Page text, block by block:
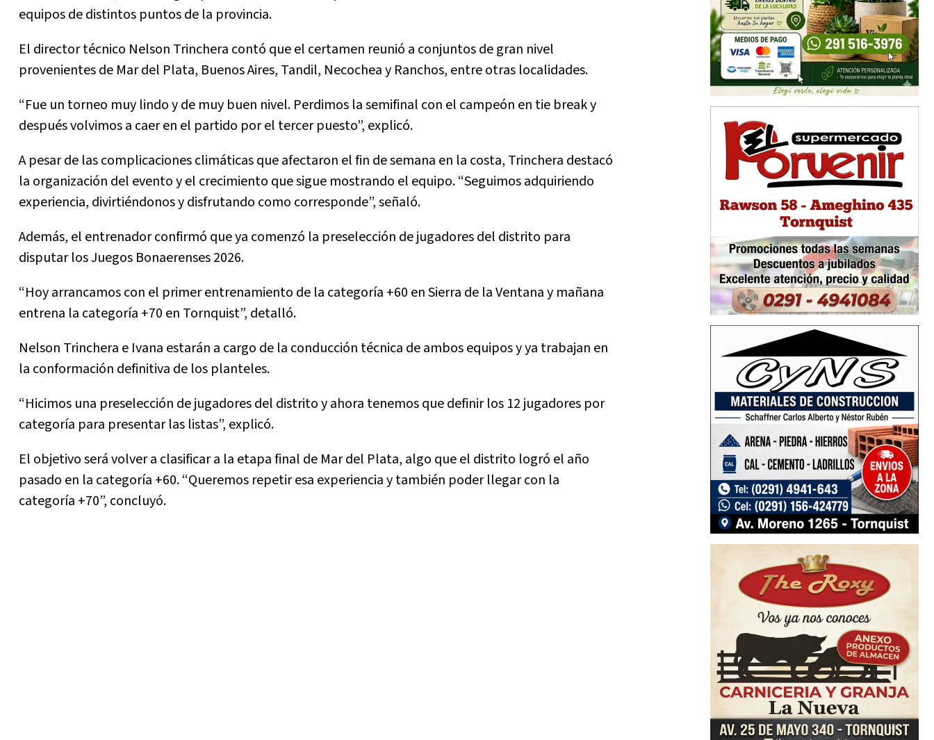
equipos de distintos puntos de la provincia.
El director técnico Nelson Trinchera contó que el certamen reunió a conjuntos de gran nivel
provenientes de Mar del Plata, Buenos Aires, Tandil, Necochea y Ranchos, entre otras localidades.
“Fue un torneo muy lindo y de muy buen nivel. Perdimos la semifinal con el campeón en tie break y
después volvimos a caer en el partido por el tercer puesto”, explicó.
A pesar de las complicaciones climáticas que afectaron el fin de semana en la costa, Trinchera destacó
la organización del evento y el crecimiento que sigue mostrando el equipo. “Seguimos adquiriendo
experiencia, divirtiéndonos y disfrutando como corresponde”, señaló.
Además, el entrenador confirmó que ya comenzó la preselección de jugadores del distrito para
disputar los Juegos Bonaerenses 2026.
“Hoy arrancamos con el primer entrenamiento de la categoría +60 en Sierra de la Ventana y mañana
entrena la categoría +70 en Tornquist”, detalló.
Nelson Trinchera e Ivana estarán a cargo de la conducción técnica de ambos equipos y ya trabajan en
la conformación definitiva de los planteles.
“Hicimos una preselección de jugadores del distrito y ahora tenemos que definir los 12 jugadores por
categoría para presentar las listas”, explicó.
El objetivo será volver a clasificar a la etapa final de Mar del Plata, algo que el distrito logró el año
pasado en la categoría +60. “Queremos repetir esa experiencia y también poder llegar con la
categoría +70”, concluyó.